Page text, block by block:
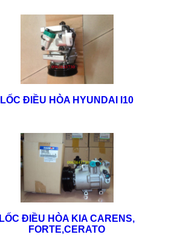
LỐC ĐIỀU HÒA HYUNDAI I10
LỐC ĐIỀU HÒA KIA CARENS,
FORTE,CERATO